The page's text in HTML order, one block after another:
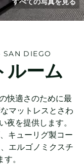
DIEGO
ルーム
快適さのために最
マットレスとさわ
夜を提供します。
キューリグ製コー
エルゴノミクスチ
。